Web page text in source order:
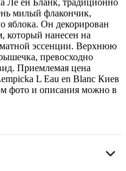
ен Бланк, традиционно
милый флакончик,
яблока. Он декорирован
который нанесен на
эссенции. Верхнюю
превосходно
Приемлемая цена
L Eau en Blanc Киев
фото и описания можно в